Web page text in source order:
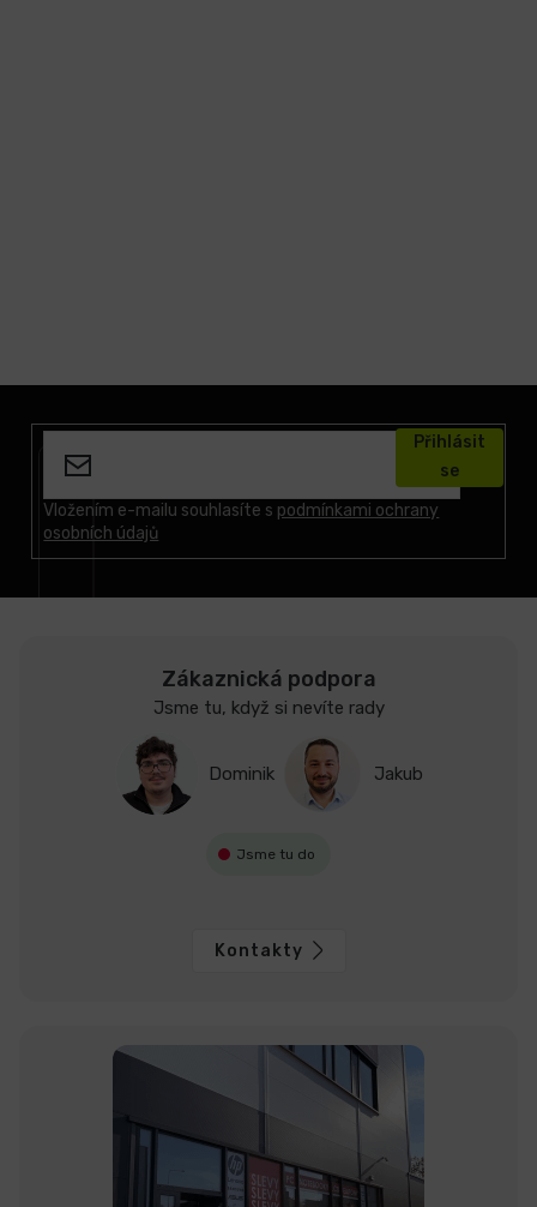
Vložením e-mailu souhlasíte s podmínkami ochrany
osobních údajů
Přihlásit
se
Zákaznická podpora
Jsme tu, když si nevíte rady
Dominik Jakub
Jsme tu do
Kontakty